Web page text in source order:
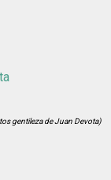
gentileza de Juan Devota)